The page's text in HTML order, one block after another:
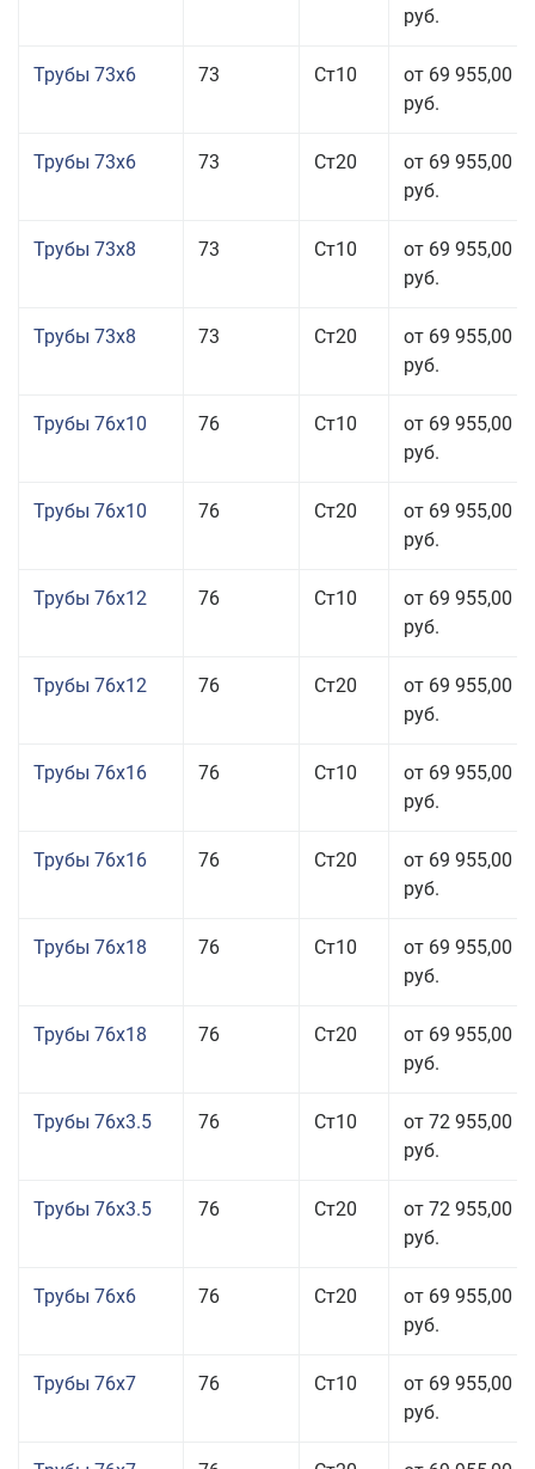
руб.
Трубы 73x6 73 Ст10
от 69 955,00
руб.
Трубы 73x6 73 Ст20
от 69 955,00
руб.
Трубы 73x8 73 Ст10
от 69 955,00
руб.
Трубы 73x8 73 Ст20
от 69 955,00
руб.
Трубы 76x10 76 Ст10
от 69 955,00
руб.
Трубы 76x10 76 Ст20
от 69 955,00
руб.
Трубы 76x12 76 Ст10
от 69 955,00
руб.
Трубы 76x12 76 Ст20
от 69 955,00
руб.
Трубы 76x16 76 Ст10
от 69 955,00
руб.
Трубы 76x16 76 Ст20
от 69 955,00
руб.
Трубы 76x18 76 Ст10
от 69 955,00
руб.
Трубы 76x18 76 Ст20
от 69 955,00
руб.
Трубы 76x3.5 76 Ст10
от 72 955,00
руб.
Трубы 76x3.5 76 Ст20
от 72 955,00
руб.
Трубы 76x6 76 Ст20
от 69 955,00
руб.
Трубы 76x7 76 Ст10
от 69 955,00
руб.